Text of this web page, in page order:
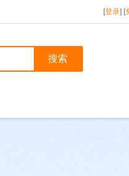
[登录] [